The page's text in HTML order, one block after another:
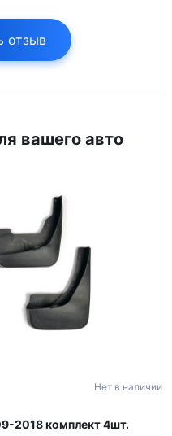
отзыв
вашего авто
Нет в наличии
2018 комплект 4шт.